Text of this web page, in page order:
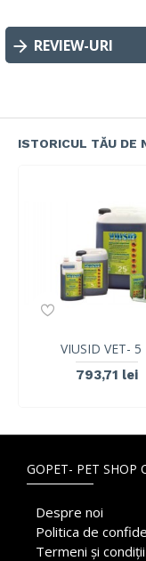
REVIEW-URI
ISTORICUL TĂU DE
VIUSID VET- 5
793,71 lei
GOPET- PET SHOP
Despre noi
Politica de
Termeni și condiții